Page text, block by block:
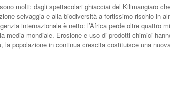
molti: dagli spettacolari ghiacciai del Kilimangiaro
selvaggia e alla biodiversità a fortissimo rischio in
internazionale è netto: l’Africa perde oltre quattro
media mondiale. Erosione e uso di prodotti chimici
la popolazione in continua crescita costituisce una